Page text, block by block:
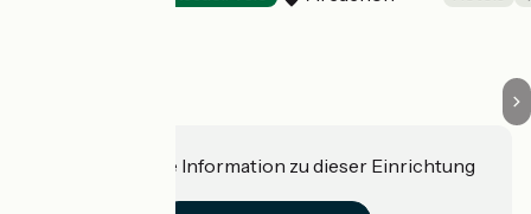
Haben Sie eine Information zu dieser Einrichtung